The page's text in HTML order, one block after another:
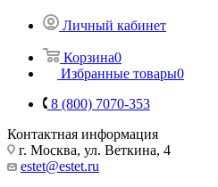
Личный кабинет
Корзина0
Избранные товары0
8 (800) 7070-353
Контактная информация
г. Москва, ул. Веткина, 4
estet@estet.ru